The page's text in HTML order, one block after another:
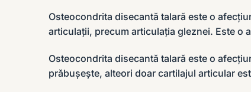
Osteocondrita disecantă talară este o
articulații, precum articulația gleznei. Este o
Osteocondrita disecantă talară este o
prăbușește, alteori doar cartilajul articular